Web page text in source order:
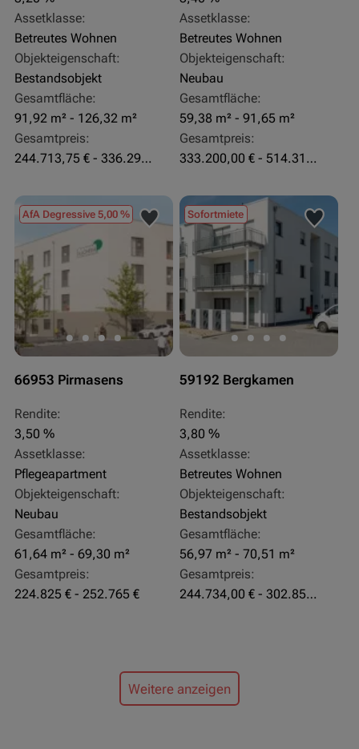
Assetklasse:
Betreutes Wohnen
Objekteigenschaft:
Bestandsobjekt
Gesamtfläche:
91,92 m² - 126,32 m²
Gesamtpreis:
244.713,75 € - 336.292 €
Assetklasse:
Betreutes Wohnen
Objekteigenschaft:
Neubau
Gesamtfläche:
59,38 m² - 91,65 m²
Gesamtpreis:
333.200,00 € - 514.310,00 €
AfA Degressive 5,00 %
66953 Pirmasens
Rendite:
3,50 %
Assetklasse:
Pflegeapartment
Objekteigenschaft:
Neubau
Gesamtfläche:
61,64 m² - 69,30 m²
Gesamtpreis:
224.825 € - 252.765 €
Sofortmiete
59192 Bergkamen
Rendite:
3,80 %
Assetklasse:
Betreutes Wohnen
Objekteigenschaft:
Bestandsobjekt
Gesamtfläche:
56,97 m² - 70,51 m²
Gesamtpreis:
244.734,00 € - 302.855,00 €
Weitere anzeigen